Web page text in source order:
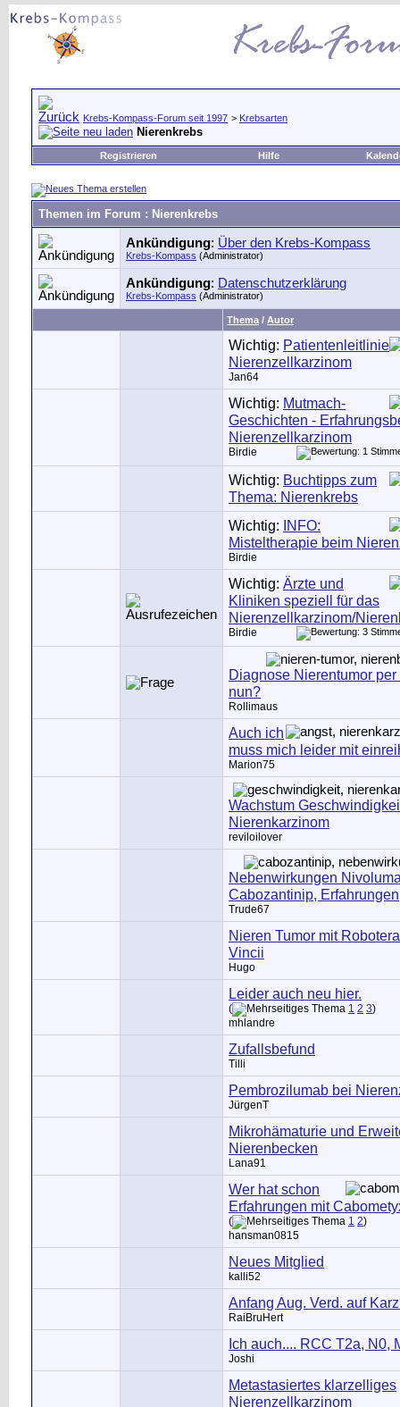
Krebs-Kompass-Forum seit 1997 > Krebsarten
Nierenkrebs
Registrieren Hilfe
Themen im Forum : Nierenkrebs
Ankündigung: Über den Krebs-Kompass
Krebs-Kompass (Administrator)
Ankündigung: Datenschutzerklärung
Krebs-Kompass (Administrator)
Thema / Autor
Wichtig: Patientenleitlinie
Nierenzellkarzinom
Jan64
Wichtig: Mutmach-
Geschichten -
Nierenzellkarzinom
Birdie
Wichtig: Buchtipps zum
Thema: Nierenkrebs
Wichtig: INFO:
Misteltherapie beim
Birdie
Wichtig: Ärzte und
Kliniken speziell für das
Nierenzellkarzinom/
Birdie
Diagnose Nierentumor per
nun?
Rollimaus
Auch ich
muss mich leider mit
Marion75
Wachstum
Nierenkarzinom
reviloilover
Nebenwirkungen
Cabozantinip, Erfahrungen
Trude67
Nieren Tumor mit
Vincii
Hugo
Leider auch neu hier.
( 1 2 3)
mhlandre
Zufallsbefund
Tilli
Pembrozilumab bei
JürgenT
Mikrohämaturie und
Nierenbecken
Lana91
Wer hat schon
Erfahrungen mit
( 1 2)
hansman0815
Neues Mitglied
kalli52
Anfang Aug. Verd. auf
RaiBruHert
Ich auch.... RCC T2a, N0,
Joshi
Metastasiertes klarzelliges
Nierenzellkarzinom